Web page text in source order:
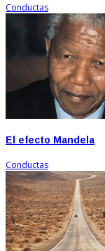
Conductas
El efecto Mandela
Conductas